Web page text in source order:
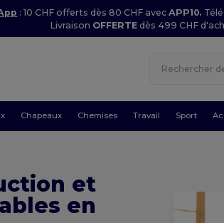
: 10 CHF offerts dès 80 CHF avecAPP10.
Livraison OFFERTE dès 499 CHF
Chapeaux Chemises Travail Sport
et
en